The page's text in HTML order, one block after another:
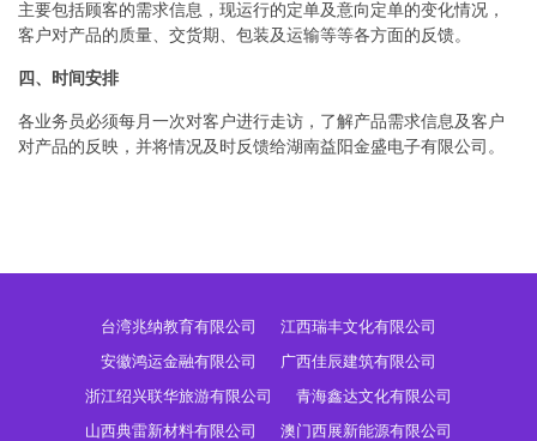
主要包括顾客的需求信息，现运行的定单及意向定单的变化情况，
客户对产品的质量、交货期、包装及运输等等各方面的反馈。
四、时间安排
各业务员必须每月一次对客户进行走访，了解产品需求信息及客户
对产品的反映，并将情况及时反馈给湖南益阳金盛电子有限公司。
台湾兆纳教育有限公司
江西瑞丰文化有限公司
安徽鸿运金融有限公司
广西佳辰建筑有限公司
浙江绍兴联华旅游有限公司
青海鑫达文化有限公司
山西典雷新材料有限公司
澳门西展新能源有限公司